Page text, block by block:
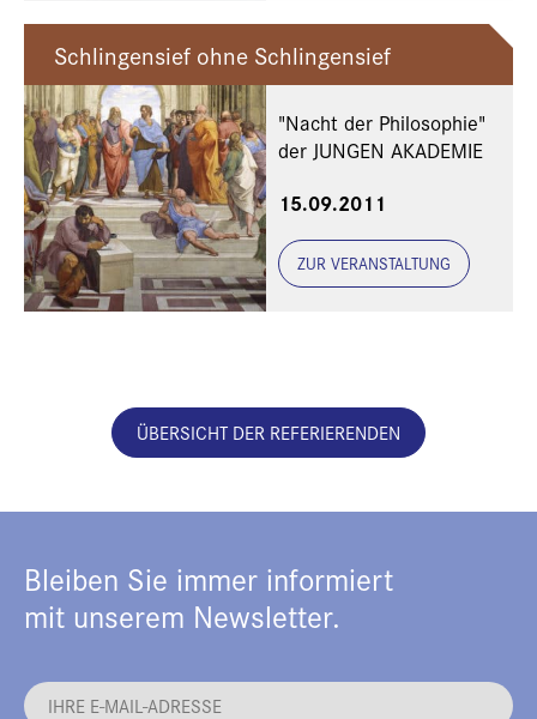
Schlingensief ohne Schlingensief
"Nacht der Philosophie"
der JUNGEN AKADEMIE
15.09.2011
ZUR VERANSTALTUNG
ÜBERSICHT DER REFERIERENDEN
Bleiben Sie immer informiert
mit unserem Newsletter.